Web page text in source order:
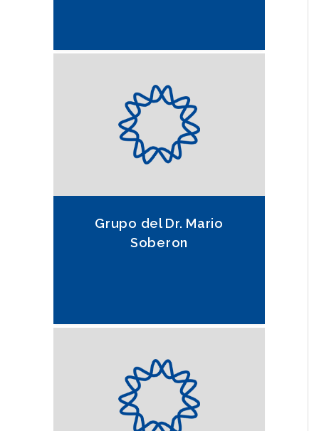
Grupo del Dr. Mario
Soberon